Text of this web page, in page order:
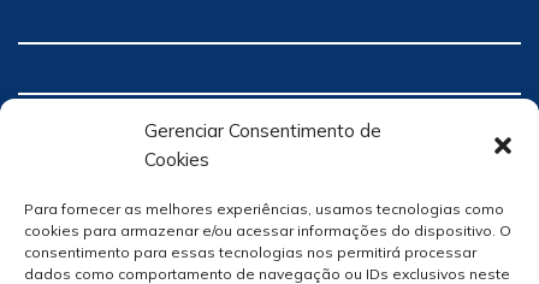
Gerenciar Consentimento de
Cookies
Para fornecer as melhores experiências, usamos tecnologias como
cookies para armazenar e/ou acessar informações do dispositivo. O
consentimento para essas tecnologias nos permitirá processar
dados como comportamento de navegação ou IDs exclusivos neste